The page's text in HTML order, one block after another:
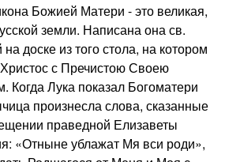
Божией Матери - это великая,
земли. Написана она св.
доске из того стола, на котором
с Пречистою Своею
Лука показал Богоматери
произнесла слова, сказанные
праведной Елизаветы
«Отныне ублажат Мя вси роди»,